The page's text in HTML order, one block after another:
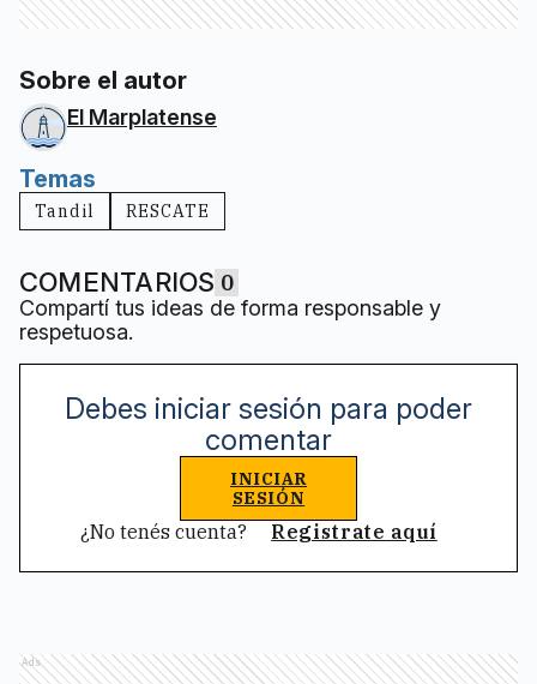
Sobre el autor
El Marplatense
Temas
Tandil RESCATE
COMENTARIOS 0
Compartí tus ideas de forma responsable y
respetuosa.
Debes iniciar sesión para poder
comentar
INICIAR
SESIÓN
¿No tenés cuenta? Registrate aquí
Ads